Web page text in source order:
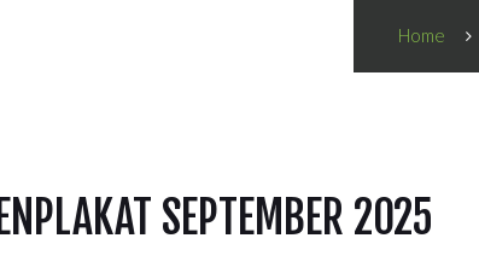
Home
SEPTEMBER 2025